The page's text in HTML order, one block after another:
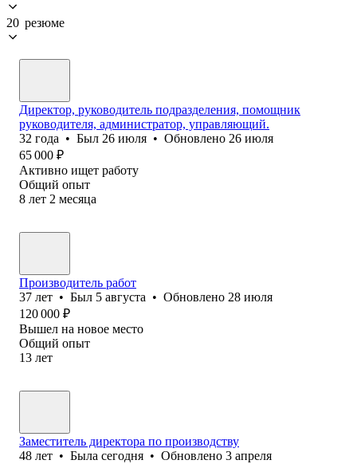
20 резюме
Директор, руководитель подразделения, помощник
руководителя, администратор, управляющий.
32 года • Был 26 июля • Обновлено 26 июля
65 000 ₽
Активно ищет работу
Общий опыт
8 лет 2 месяца
Производитель работ
37 лет • Был 5 августа • Обновлено 28 июля
120 000 ₽
Вышел на новое место
Общий опыт
13 лет
Заместитель директора по производству
48 лет • Была сегодня • Обновлено 3 апреля